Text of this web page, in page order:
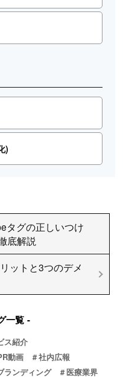
)
タグの正しいつけ
底解説
ットと3つのデメ
一覧
ス紹介
動画
社内広報
ランディング
医療業界